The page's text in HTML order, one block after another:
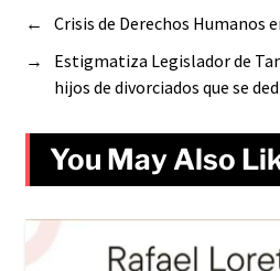
←
Crisis de Derechos Humanos
→
Estigmatiza Legislador de
hijos de divorciados que se
You May Also